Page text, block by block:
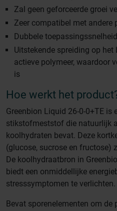
Zal geen geforceerde groei
Zeer compatibel met andere
Dubbele
Uitstekende spreiding op
actieve polymeer, waardoor
is
Hoe werkt het
Greenbion Liquid 26-0-0+TE is
stikstofmeststof die natuurlijk
koolhydraten bevat. Deze
(glucose, sucrose en fructose)
De koolhydraatbron in
biedt een onmiddellijke
stresssymptomen te verlichten.
Bevat sporenelementen om de